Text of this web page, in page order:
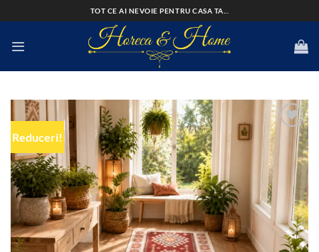
to
TOT CE AI NEVOIE PENTRU CASA TA...
Reduceri!
Add to
wishlist